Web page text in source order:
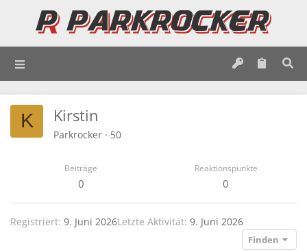
K Kirstin
Parkrocker · 50
Beiträge
0
Reaktionspunkte
0
Registriert 9. Juni 2026Letzte Aktivität 9. Juni 2026
Finden